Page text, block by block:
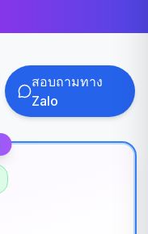
สอบถามทาง
Zalo